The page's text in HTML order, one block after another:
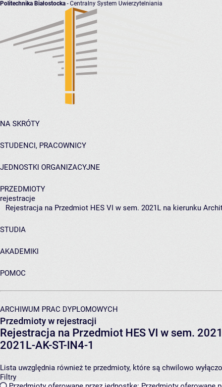
Politechnika Białostocka - Centralny System Uwierzytelniania
NA SKRÓTY
STUDENCI, PRACOWNICY
JEDNOSTKI ORGANIZACYJNE
PRZEDMIOTY
rejestracje
Rejestracja na Przedmiot HES VI w sem. 2021L na kierunku
STUDIA
AKADEMIKI
POMOC
ARCHIWUM PRAC DYPLOMOWYCH
Przedmioty w rejestracji
Rejestracja na Przedmiot HES VI w sem.
2021L-AK-ST-IN4-1
Lista uwzględnia również te przedmioty, które są chwilowo
Filtry